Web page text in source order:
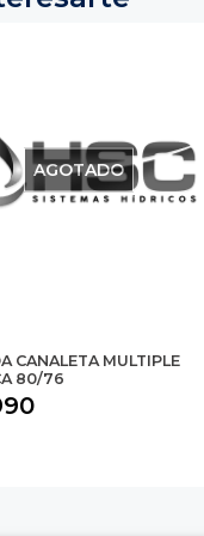
AGOTADO
CANALETA MULTIPLE
80/76